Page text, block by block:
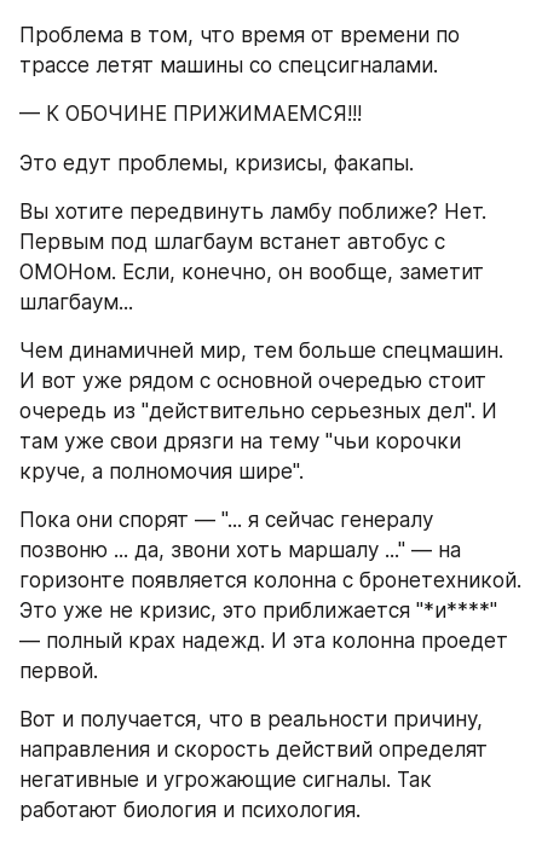
Проблема в том, что время от времени по
трассе летят машины со спецсигналами.
— К ОБОЧИНЕ ПРИЖИМАЕМСЯ!!!
Это едут проблемы, кризисы, факапы.
Вы хотите передвинуть ламбу поближе? Нет.
Первым под шлагбаум встанет автобус с
ОМОНом. Если, конечно, он вообще, заметит
шлагбаум...
Чем динамичней мир, тем больше спецмашин.
И вот уже рядом с основной очередью стоит
очередь из "действительно серьезных дел". И
там уже свои дрязги на тему "чьи корочки
круче, а полномочия шире".
Пока они спорят — "... я сейчас генералу
позвоню ... да, звони хоть маршалу ..." — на
горизонте появляется колонна с бронетехникой.
Это уже не кризис, это приближается "*и****"
— полный крах надежд. И эта колонна проедет
первой.
Вот и получается, что в реальности причину,
направления и скорость действий определят
негативные и угрожающие сигналы. Так
работают биология и психология.